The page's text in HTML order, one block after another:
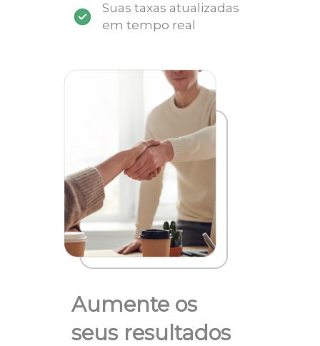
Suas taxas atualizadas
em tempo real
Aumente os
seus resultados